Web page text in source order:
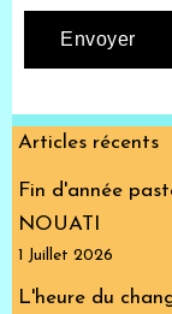
Articles récents
Fin d'année
NOUATI
1 Juillet 2026
L'heure du